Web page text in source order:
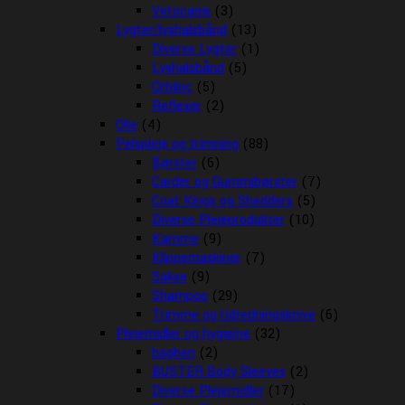
Vetocanis (3)
Lygter/lyshalsbånd (13)
Diverse Lygter (1)
Lyshalsbånd (5)
Orbiloc (5)
Reflexer (2)
Olie (4)
Pelspleje og trimning (88)
Børster (6)
Carder og Gummibørster (7)
Coat Kings og Shedders (5)
Diverse Plejeprodukter (10)
Kamme (9)
Klippemaskiner (7)
Sakse (9)
Shampoo (29)
Trimme og Udredningsknive (6)
Plejemidler og hygiejne (32)
bagben (2)
BUSTER Body Sleeves (2)
Diverse Plejemidler (17)